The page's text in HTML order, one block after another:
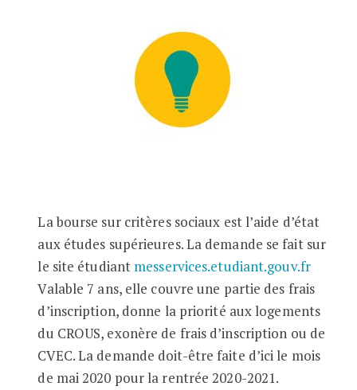
La bourse sur critères sociaux est l’aide d’état
aux études supérieures. La demande se fait sur
le site étudiant messervices.etudiant.gouv.fr
Valable 7 ans, elle couvre une partie des frais
d’inscription, donne la priorité aux logements
du CROUS, exonère de frais d’inscription ou de
CVEC. La demande doit-être faite d’ici le mois
de mai 2020 pour la rentrée 2020-2021.